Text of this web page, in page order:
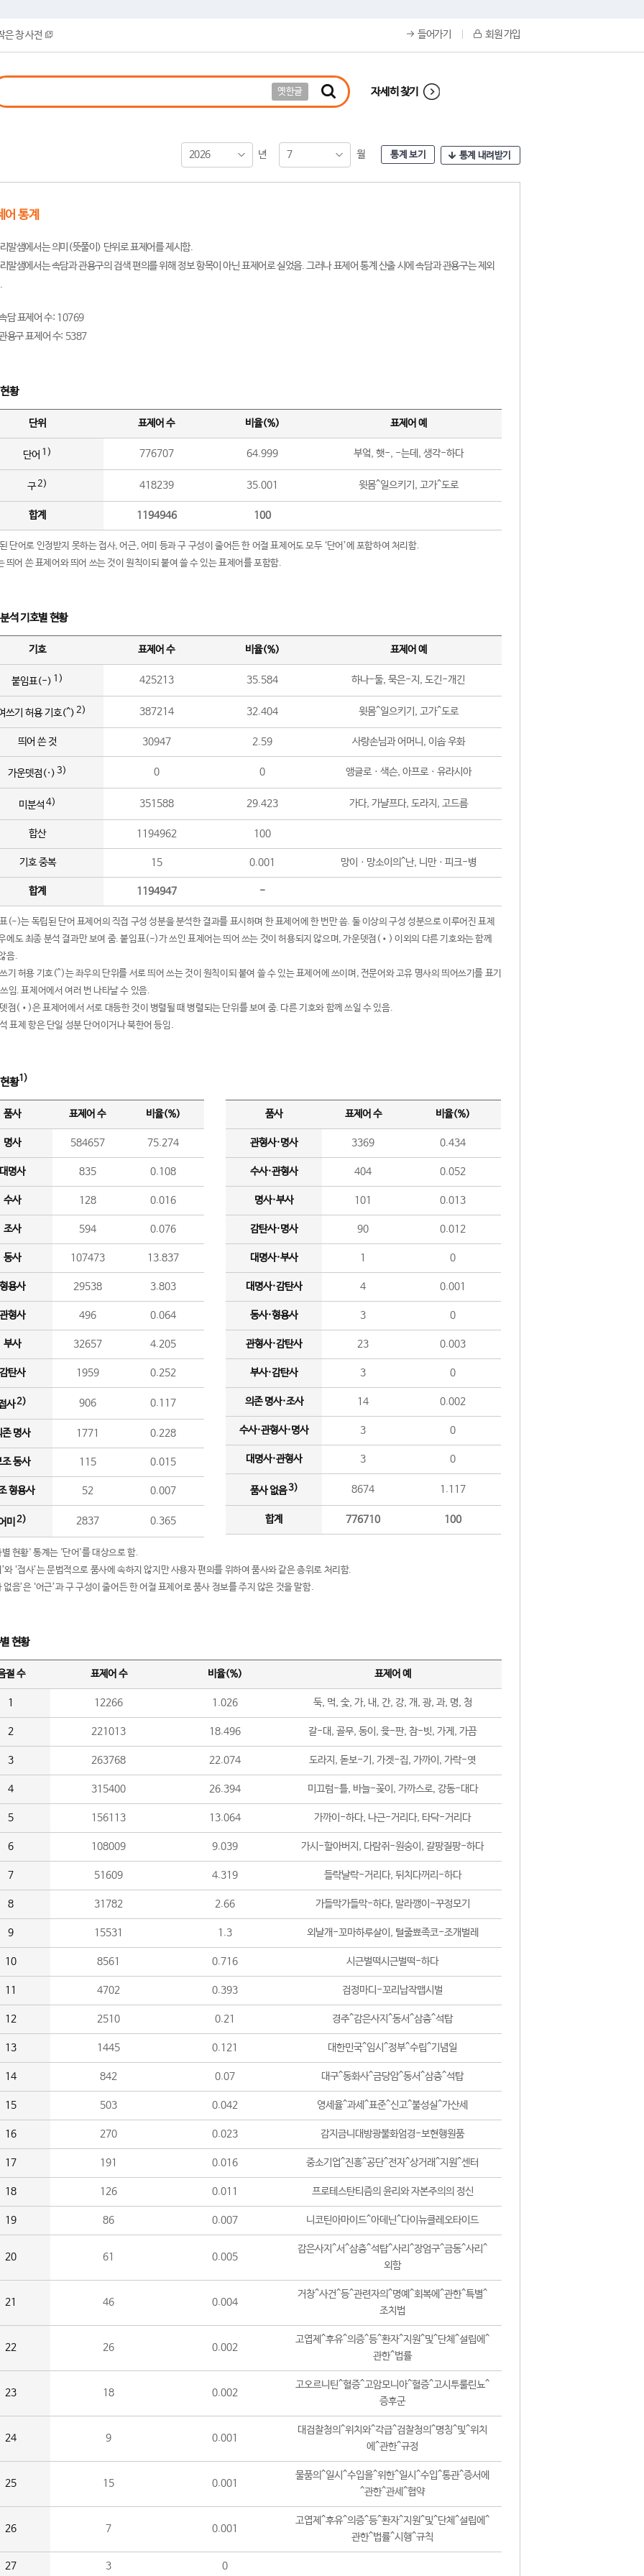
은 창 사전 들어가기 회원 가입
옛한글 자세히 찾기
2026 년 7 월 통계 보기 통계 내려받기
어 통계
말샘에서는 의미(뜻풀이) 단위로 표제어를 제시함.
말샘에서는 속담과 관용구의 검색 편의를 위해 정보 항목이 아닌 표제어로 실었음. 그러나 표제어 통계 산출 시에 속담과 관용구는 제외
담 표제어 수: 10769
용구 표제어 수: 5387
황
단위 표제어 수 비율(%) 표제어 예
단어 1) 776707 64.999 부엌, 햇-, -는데, 생각-하다
구2) 418239 35.001 윗몸^일으키기, 고가^도로
합계 1194946 100
단어로 인정받지 못하는 접사, 어근, 어미 등과 구 구성이 줄어든 한 어절 표제어도 모두 ‘단어’에 포함하여 처리함.
띄어 쓴 표제어와 띄어 쓰는 것이 원칙이되 붙여 쓸 수 있는 표제어를 포함함.
석 기호별 현황
기호 표제어 수 비율(%) 표제어 예
붙임표(-) 1) 425213 35.584 하나-둘, 묵은-지, 도긴-개긴
쓰기 허용 기호(^) 2) 387214 32.404 윗몸^일으키기, 고가^도로
띄어 쓴 것 30947 2.59 사랑손님과 어머니, 이솝 우화
가운뎃점(·) 3) 0 0 앵글로ㆍ색슨, 아프로ㆍ유라시아
미분석 4) 351588 29.423 가다, 가냘프다, 도라지, 고드름
합산 1194962 100
기호 중복 15 0.001 망이ㆍ망소이의^난, 니만ㆍ피크-병
합계 1194947 -
(-)는 독립된 단어 표제어의 직접 구성 성분을 분석한 결과를 표시하며 한 표제어에 한 번만 씀. 둘 이상의 구성 성분으로 이루어진 표제
에도 최종 분석 결과만 보여 줌. 붙임표(-)가 쓰인 표제어는 띄어 쓰는 것이 허용되지 않으며, 가운뎃점(•) 이외의 다른 기호와는 함께
음.
기 허용 기호(^)는 좌우의 단위를 서로 띄어 쓰는 것이 원칙이되 붙여 쓸 수 있는 표제어에 쓰이며, 전문어와 고유 명사의 띄어쓰기를 표기
임. 표제어에서 여러 번 나타날 수 있음.
점(•)은 표제어에서 서로 대등한 것이 병렬될 때 병렬되는 단위를 보여 줌. 다른 기호와 함께 쓰일 수 있음.
표제 항은 단일 성분 단어이거나 북한어 등임.
황1)
품사 표제어 수 비율(%)
명사 584657 75.274
명사 835 0.108
수사 128 0.016
조사 594 0.076
동사 107473 13.837
용사 29538 3.803
형사 496 0.064
부사 32657 4.205
탄사 1959 0.252
사2) 906 0.117
존 명사 1771 0.228
조 동사 115 0.015
형용사 52 0.007
미 2) 2837 0.365
품사 표제어 수 비율(%)
관형사·명사 3369 0.434
수사·관형사 404 0.052
명사·부사 101 0.013
감탄사·명사 90 0.012
대명사·부사 1 0
대명사·감탄사 4 0.001
동사·형용사 3 0
관형사·감탄사 23 0.003
부사·감탄사 3 0
의존 명사·조사 14 0.002
수사·관형사·명사 3 0
대명사·관형사 3 0
품사 없음3) 8674 1.117
합계 776710 100
현황' 통계는 '단어'를 대상으로 함.
와 ‘접사’는 문법적으로 품사에 속하지 않지만 사용자 편의를 위하여 품사와 같은 층위로 처리함.
없음’은 ‘어근’과 구 구성이 줄어든 한 어절 표제어로 품사 정보를 주지 않은 것을 말함.
현황
절 수 표제어 수 비율(%) 표제어 예
1 12266 1.026 둑, 먹, 숯, 가, 내, 간, 강, 개, 광, 과, 명, 청
2 221013 18.496 갈-대, 골무, 동이, 윷-판, 참-빗, 가게, 가끔
3 263768 22.074 도라지, 돋보-기, 가겟-집, 가까이, 가락-엿
4 315400 26.394 미끄럼-틀, 바늘-꽂이, 가까스로, 강동-대다
5 156113 13.064 가까이-하다, 나근-거리다, 타닥-거리다
6 108009 9.039 가시-할아버지, 다람쥐-원숭이, 갈팡질팡-하다
7 51609 4.319 들락날락-거리다, 뒤치다꺼리-하다
8 31782 2.66 가들막가들막-하다, 말라깽이-꾸정모기
9 15531 1.3 외날개-꼬마하루살이, 털줄뾰족코-조개벌레
10 8561 0.716 시근벌떡시근벌떡-하다
11 4702 0.393 검정마디-꼬리납작맵시벌
12 2510 0.21 경주^감은사지^동서^삼층^석탑
13 1445 0.121 대한민국^임시^정부^수립^기념일
14 842 0.07 대구^동화사^금당암^동서^삼층^석탑
15 503 0.042 영세율^과세^표준^신고^불성실^가산세
16 270 0.023 감지금니대방광불화엄경-보현행원품
17 191 0.016 중소기업^진흥^공단^전자^상거래^지원^센터
18 126 0.011 프로테스탄티즘의 윤리와 자본주의의 정신
19 86 0.007 니코틴아마이드^아데닌^다이뉴클레오타이드
20 61 0.005
감은사지^서^삼층^석탑^사리^장엄구^금동^사리^
외함
21 46 0.004
거창^사건^등^관련자의^명예^회복에^관한^특별^
조치법
22 26 0.002
고엽제^후유^의증^등^환자^지원^및^단체^설립에^
관한^법률
23 18 0.002
고오르니틴^혈증^고암모니아^혈증^고시투룰린뇨^
증후군
24 9 0.001
대검찰청의^위치와^각급^검찰청의^명칭^및^위치
에^관한^규정
25 15 0.001
물품의^일시^수입을^위한^일시^수입^통관^증서에
^관한^관세^협약
26 7 0.001
고엽제^후유^의증^등^환자^지원^및^단체^설립에^
관한^법률^시행^규칙
27 3 0